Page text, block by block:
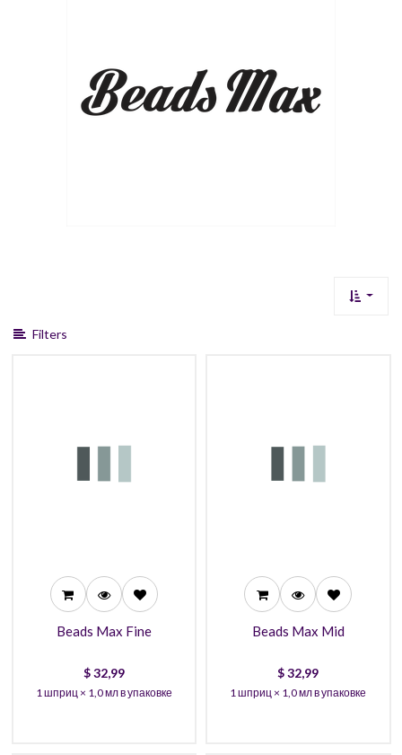
Filters
Beads Max Fine
$32,99
1 шприц × 1,0 мл в упаковке
Beads Max Mid
$32,99
1 шприц × 1,0 мл в упаковке